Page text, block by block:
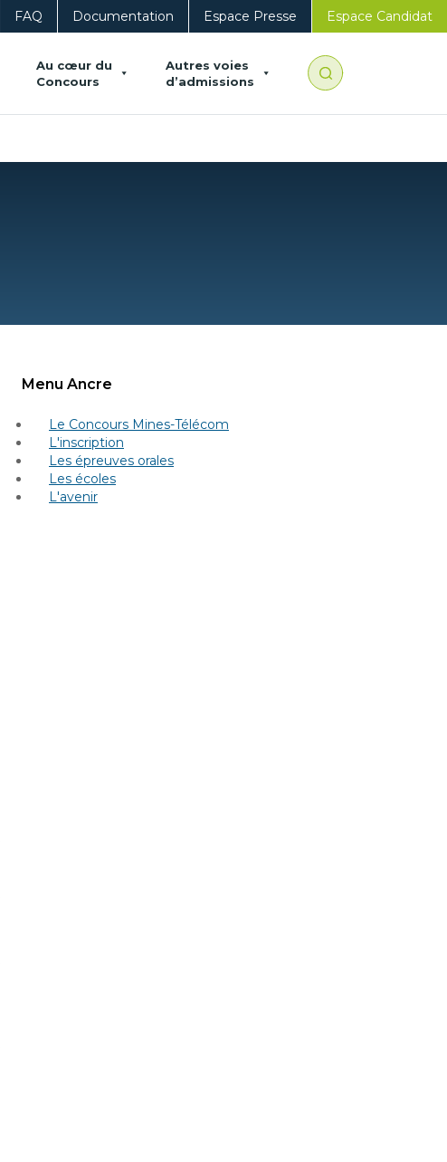
FAQ Documentation Espace Presse Espace Candidat
Au cœur du
Concours
Autres voies
d’admissions
Menu Ancre
Le Concours Mines-Télécom
L'inscription
Les épreuves orales
Les écoles
L'avenir